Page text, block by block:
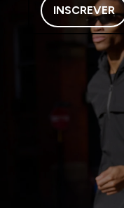
INSCREVER